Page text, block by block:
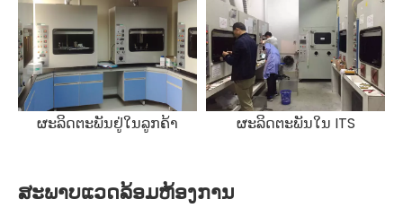
ຜະລິດຕະພັນຢູ່ໃນລູກຄ້າ ຜະລິດຕະພັນໃນ ITS
ສະພາບແວດລ້ອມຫ້ອງການ